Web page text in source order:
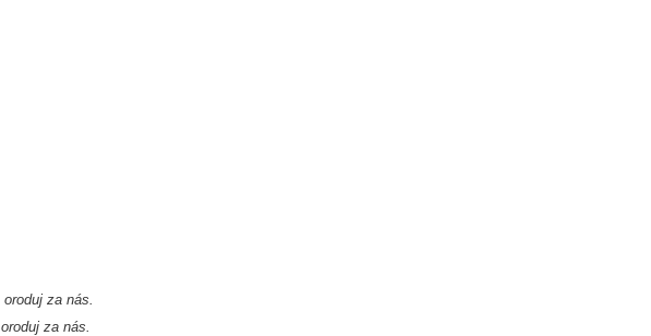
oroduj za nás.
oroduj za nás.